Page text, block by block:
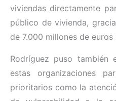
viviendas directamente
público de vivienda,
de 7.000 millones de
Rodríguez puso
estas organizaciones
prioritarios como la